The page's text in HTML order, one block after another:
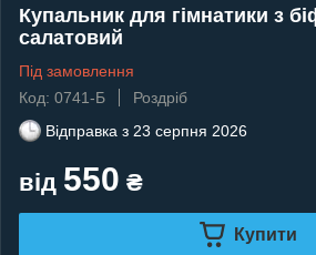
Купальник для гімнатики з
салатовий
Під замовлення
Код: 0741-Б
Роздріб
Відправка з 23 серпня 2026
від 550 ₴
Купити